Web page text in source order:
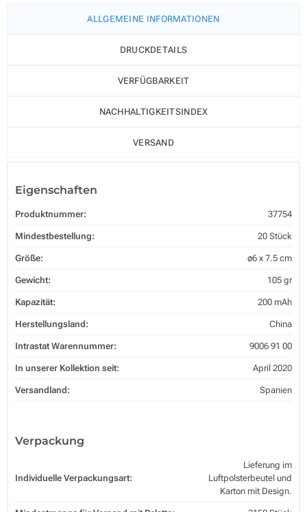
ALLGEMEINE INFORMATIONEN
DRUCKDETAILS
VERFÜGBARKEIT
NACHHALTIGKEITSINDEX
VERSAND
Eigenschaften
Produktnummer: 37754
Mindestbestellung: 20 Stück
Größe: ø6 x 7.5 cm
Gewicht: 105 gr
Kapazität: 200 mAh
Herstellungsland: China
Intrastat Warennummer: 9006 91 00
In unserer Kollektion seit: April 2020
Versandland: Spanien
Verpackung
Individuelle Verpackungsart:
Lieferung im
Luftpolsterbeutel und
Karton mit Design.